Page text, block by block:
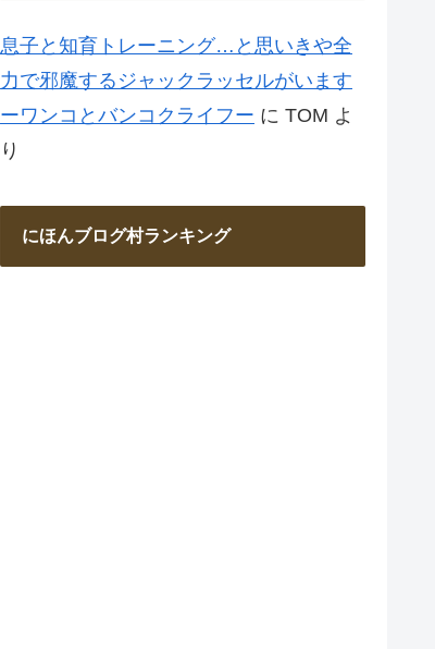
息子と知育トレーニング…と思いきや全
力で邪魔するジャックラッセルがいます
ーワンコとバンコクライフー に TOM よ
り
にほんブログ村ランキング